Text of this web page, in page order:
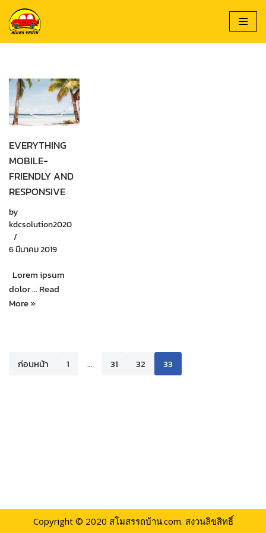
Skip
to
EVERYTHING
MOBILE-
FRIENDLY AND
RESPONSIVE
by
kdcsolution2020
6 มีนาคม 2019
Lorem ipsum
dolor … Read
More »
ก่อนหน้า 1 … 31 32 33
Copyright © 2020 สโมสรรถบ้าน.com. สงวนลิขสิทธิ์